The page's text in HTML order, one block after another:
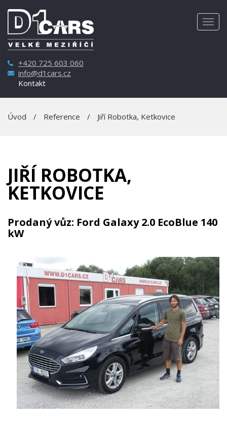
+420 725 603 060
info@d1cars.cz
Kontakt
Úvod / Reference / Jiří Robotka, Ketkovice
JIŘÍ ROBOTKA,
KETKOVICE
Prodaný vůz: Ford Galaxy 2.0 EcoBlue 140
kW